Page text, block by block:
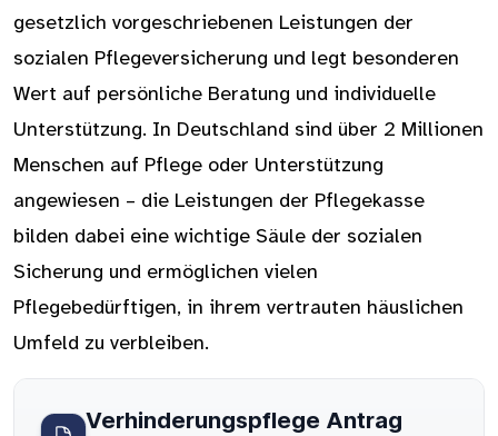
gesetzlich vorgeschriebenen Leistungen der
sozialen Pflegeversicherung und legt besonderen
Wert auf persönliche Beratung und individuelle
Unterstützung. In Deutschland sind über 2 Millionen
Menschen auf Pflege oder Unterstützung
angewiesen – die Leistungen der Pflegekasse
bilden dabei eine wichtige Säule der sozialen
Sicherung und ermöglichen vielen
Pflegebedürftigen, in ihrem vertrauten häuslichen
Umfeld zu verbleiben.
Verhinderungspflege Antrag